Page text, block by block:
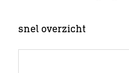
snel overzicht